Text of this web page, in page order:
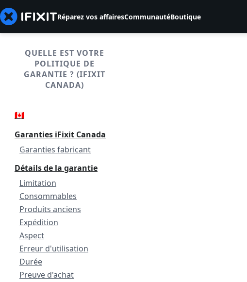
Réparez vos affairesCommunautéBoutique
QUELLE EST VOTRE
POLITIQUE DE
GARANTIE ? (IFIXIT
CANADA)
🇨🇦
Garanties iFixit Canada
Garanties fabricant
Détails de la garantie
Limitation
Consommables
Produits anciens
Expédition
Aspect
Erreur d'utilisation
Durée
Preuve d'achat